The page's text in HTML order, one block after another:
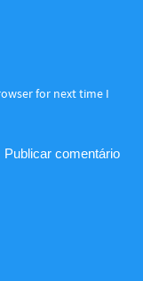
for next time I